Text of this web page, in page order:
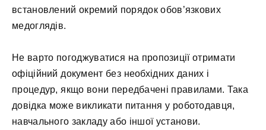
встановлений окремий порядок обов’язкових
медоглядів.
Не варто погоджуватися на пропозиції отримати
офіційний документ без необхідних даних і
процедур, якщо вони передбачені правилами. Така
довідка може викликати питання у роботодавця,
навчального закладу або іншої установи.